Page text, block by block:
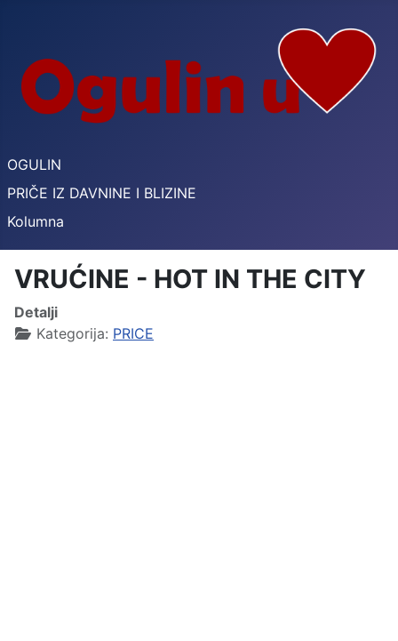
OGULIN
PRIČE IZ DAVNINE I BLIZINE
Kolumna
VRUĆINE - HOT IN THE CITY
Detalji
Kategorija: PRICE